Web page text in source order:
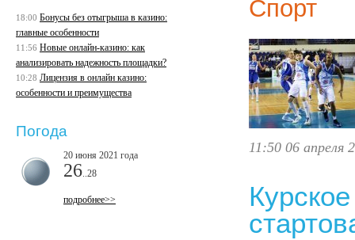
Спорт
11:50 06 апреля
18:00 Бонусы без отыгрыша в казино:
главные особенности
11:56 Новые онлайн-казино: как
анализировать надежность площадки?
10:28 Лицензия в онлайн казино:
особенности и преимущества
Погода
20 июня 2021 года
26 ..28
подробнее>>